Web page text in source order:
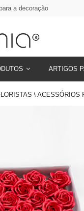
a decoração
ARTIGOS
\ ACESSÓRIOS